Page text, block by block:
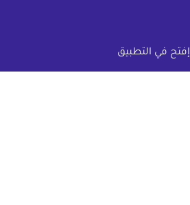
إفتح في التطبيق
أضف عقارك مجانا
دليل الاسعار